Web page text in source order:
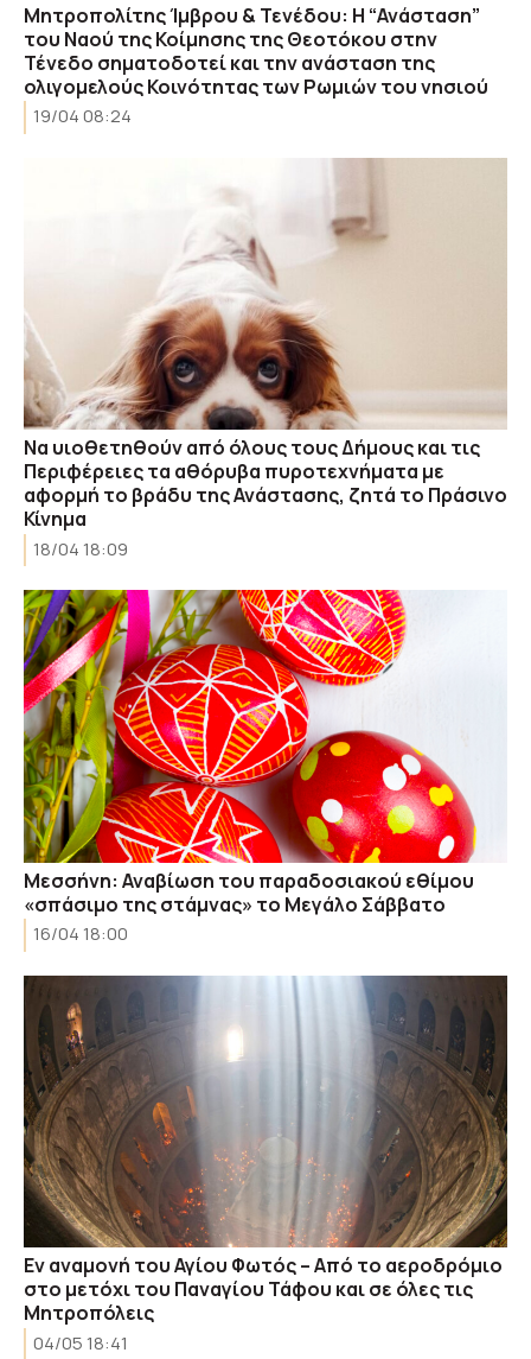
Μητροπολίτης Ίμβρου & Τενέδου: Η “Ανάσταση”
του Ναού της Κοίμησης της Θεοτόκου στην
Τένεδο σηματοδοτεί και την ανάσταση της
ολιγομελούς Κοινότητας των Ρωμιών του νησιού
19/04 08:24
Να υιοθετηθούν από όλους τους Δήμους και τις
Περιφέρειες τα αθόρυβα πυροτεχνήματα με
αφορμή το βράδυ της Ανάστασης, ζητά το Πράσινο
Κίνημα
18/04 18:09
Μεσσήνη: Αναβίωση του παραδοσιακού εθίμου
«σπάσιμο της στάμνας» το Μεγάλο Σάββατο
16/04 18:00
Εν αναμονή του Αγίου Φωτός – Από το αεροδρόμιο
στο μετόχι του Παναγίου Τάφου και σε όλες τις
Μητροπόλεις
04/05 18:41